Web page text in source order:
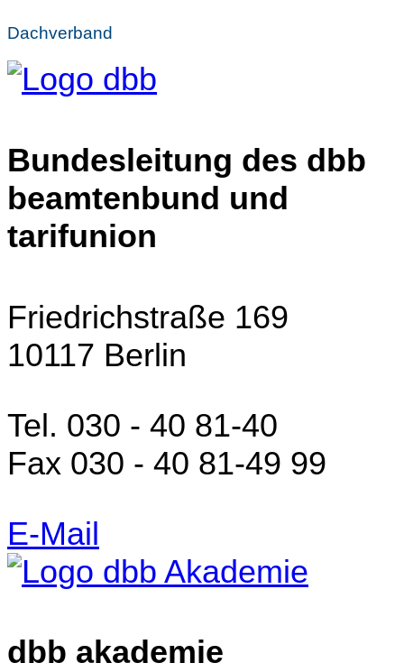
Dachverband
Bundesleitung des dbb
beamtenbund und
tarifunion
Friedrichstraße 169
10117 Berlin
Tel. 030 - 40 81-40
Fax 030 - 40 81-49 99
E-Mail
dbb akademie